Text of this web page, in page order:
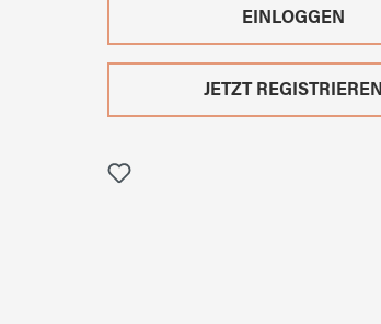
EINLOGGEN
JETZT REGISTRIEREN